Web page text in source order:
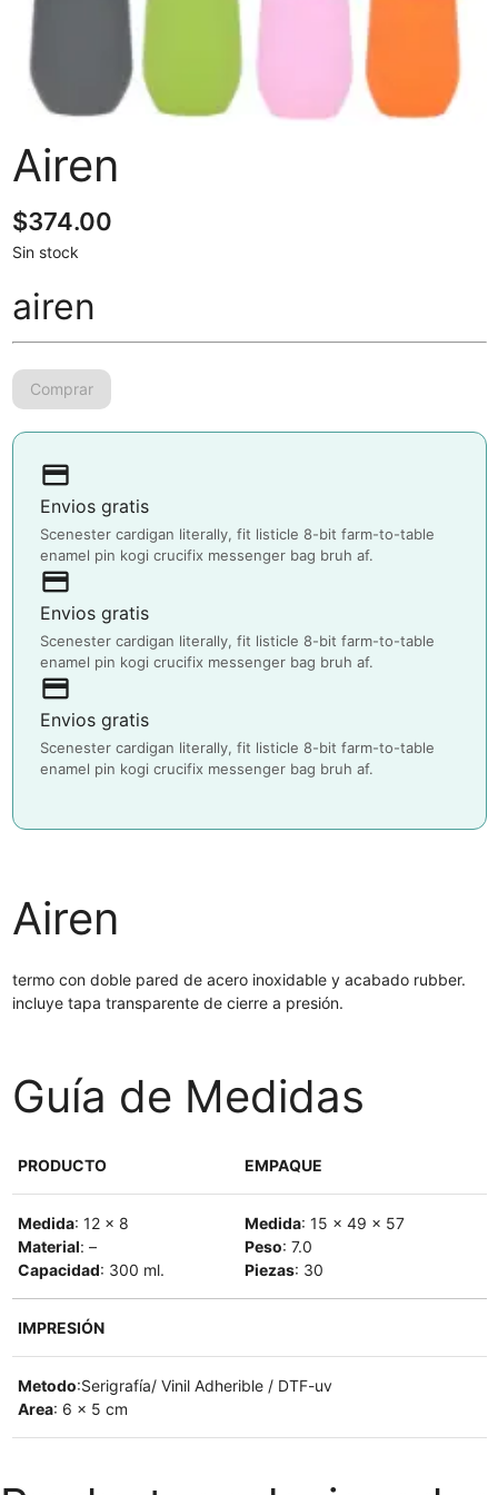
Airen
$374.00
Sin stock
airen
payment
Envios gratis
Scenester cardigan literally, fit listicle 8-bit farm-to-table
enamel pin kogi crucifix messenger bag bruh af.
payment
Envios gratis
Scenester cardigan literally, fit listicle 8-bit farm-to-table
enamel pin kogi crucifix messenger bag bruh af.
payment
Envios gratis
Scenester cardigan literally, fit listicle 8-bit farm-to-table
enamel pin kogi crucifix messenger bag bruh af.
Airen
termo con doble pared de acero inoxidable y acabado rubber.
incluye tapa transparente de cierre a presión.
Guía de Medidas
PRODUCTO EMPAQUE
Medida: 12 x 8
Material: –
Capacidad: 300 ml.
Medida: 15 x 49 x 57
Peso: 7.0
Piezas: 30
IMPRESIÓN
Metodo:Serigrafía/ Vinil Adherible / DTF-uv
Area: 6 x 5 cm